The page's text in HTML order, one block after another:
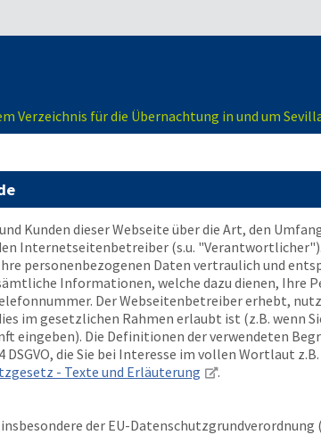
Verzeichnis für die Übernachtung in und um
Kunden dieser Webseite über die Art, den
Internetseitenbetreiber (s.u.
personenbezogenen Daten vertraulich und
Informationen, welche dazu dienen, Ihre
Der Webseitenbetreiber erhebt,
im gesetzlichen Rahmen erlaubt ist (z.B. wenn
eingeben). Die Definitionen der verwendeten
die Sie bei Interesse im vollen Wortlaut
- Texte und Erläuterung
.
der EU-Datenschutzgrundverordnung